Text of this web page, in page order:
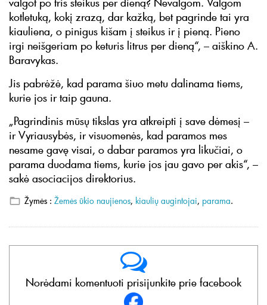
kotletuką, kokį zrazą, dar kažką, bet pagrinde tai yra
kiauliena, o pinigus kišam į steikus ir į pieną. Pieno
irgi neišgeriam po keturis litrus per dieną“, – aiškino A.
Baravykas.
Jis pabrėžė, kad parama šiuo metu dalinama tiems,
kurie jos ir taip gauna.
„Pagrindinis mūsų tikslas yra atkreipti į save dėmesį –
ir Vyriausybės, ir visuomenės, kad paramos mes
nesame gavę visai, o dabar paramos yra likučiai, o
parama duodama tiems, kurie jos jau gavo per akis“, –
sakė asociacijos direktorius.
Žymės : Žemės ūkio naujienos, kiaulių augintojai, parama.
Norėdami komentuoti prisijunkite prie facebook